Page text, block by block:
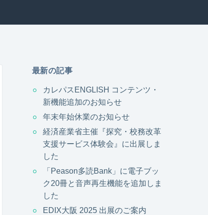
最新の記事
カレパスENGLISH コンテンツ・
新機能追加のお知らせ
年末年始休業のお知らせ
経済産業省主催『探究・校務改革
支援サービス体験会』に出展しま
した
「Peason多読Bank」に電子ブッ
ク20冊と音声再生機能を追加しま
した
EDIX大阪 2025 出展のご案内